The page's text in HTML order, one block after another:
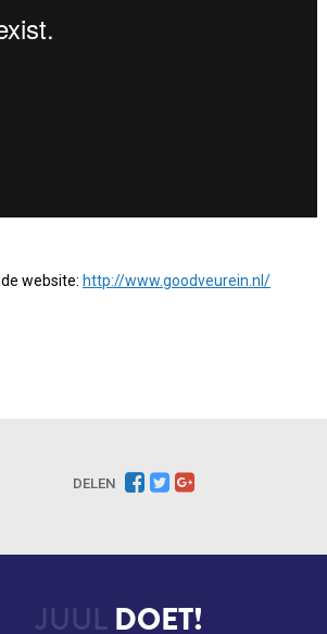
website: http://www.goodveurein.nl/
DELEN
JUUL DOET!